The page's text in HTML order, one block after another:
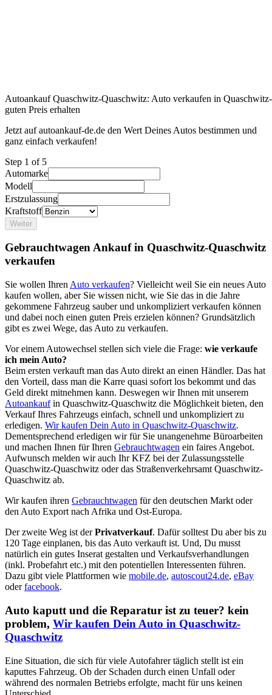
Autoankauf Quaschwitz-Quaschwitz: Auto verkaufen in
guten Preis erhalten
Jetzt auf autoankauf-de.de den Wert Deines Autos bestimmen und
ganz einfach verkaufen!
Step 1 of 5
Automarke
Modell
Erstzulassung
Kraftstoff
Weiter
Gebrauchtwagen Ankauf in Quaschwitz-Quaschwitz
verkaufen
Sie wollen Ihren Auto verkaufen? Vielleicht weil Sie ein neues Auto
kaufen wollen, aber Sie wissen nicht, wie Sie das in die Jahre
gekommene Fahrzeug sauber und unkompliziert verkaufen können
und dabei noch einen guten Preis erzielen können? Grundsätzlich
gibt es zwei Wege, das Auto zu verkaufen.
Vor einem Autowechsel stellen sich viele die Frage: wie verkaufe
ich mein Auto?
Beim ersten verkauft man das Auto direkt an einen Händler. Das hat
den Vorteil, dass man die Karre quasi sofort los bekommt und das
Geld direkt mitnehmen kann. Deswegen wir Ihnen mit unserem
Autoankaufin Quaschwitz-Quaschwitz die Möglichkeit bieten, den
Verkauf Ihres Fahrzeugs einfach, schnell und unkompliziert zu
erledigen. Wir kaufen Dein Auto in Quaschwitz-Quaschwitz.
Dementsprechend erledigen wir für Sie unangenehme Büroarbeiten
und machen Ihnen für Ihren Gebrauchtwagen ein faires Angebot.
Aufwunsch melden wir auch Ihr KFZ bei der Zulassungsstelle
Quaschwitz-Quaschwitz oder das Straßenverkehrsamt Quaschwitz-
Quaschwitz ab.
Wir kaufen ihren Gebrauchtwagen für den deutschen Markt oder
den Auto Export nach Afrika und Ost-Europa.
Der zweite Weg ist derPrivatverkauf. Dafür solltest Du aber bis zu
120 Tage einplanen, bis das Auto verkauft ist. Und, Du musst
natürlich ein gutes Inserat gestalten und Verkaufsverhandlungen
(inkl. Probefahrt etc.) mit den potentiellen Interessenten führen.
Dazu gibt viele Plattformen wie mobile.de, autoscout24.de, eBay
oderfacebook.
Auto kaputt und die Reparatur ist zu teuer? kein
problem, Wir kaufen Dein Auto in Quaschwitz-
Quaschwitz
Eine Situation, die sich für viele Autofahrer täglich stellt ist ein
kaputtes Fahrzeug. Ob der Schaden durch einen Unfall oder
während des normalen Betriebs erfolgte, macht für uns keinen